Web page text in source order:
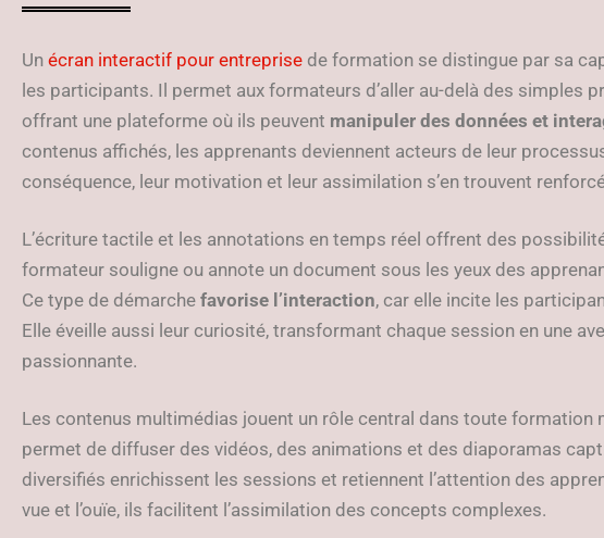
Un écran interactif pour entreprise de formation se distingue par sa
les participants. Il permet aux formateurs d’aller au-delà des simples
offrant une plateforme où ils peuvent manipuler des données et
contenus affichés, les apprenants deviennent acteurs de leur
conséquence, leur motivation et leur assimilation s’en trouvent
L’écriture tactile et les annotations en temps réel offrent des
formateur souligne ou annote un document sous les yeux des
Ce type de démarche favorise l’interaction, car elle incite les
Elle éveille aussi leur curiosité, transformant chaque session en une
passionnante.
Les contenus multimédias jouent un rôle central dans toute formation
permet de diffuser des vidéos, des animations et des diaporamas
diversifiés enrichissent les sessions et retiennent l’attention des
vue et l’ouïe, ils facilitent l’assimilation des concepts complexes.